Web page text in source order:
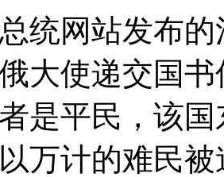
网站发布的
大使递交国
是平民，该
万计的难民